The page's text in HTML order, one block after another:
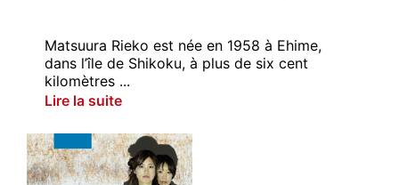
Matsuura Rieko est née en 1958 à Ehime,
dans l’île de Shikoku, à plus de six cent
kilomètres ...
Lire la suite